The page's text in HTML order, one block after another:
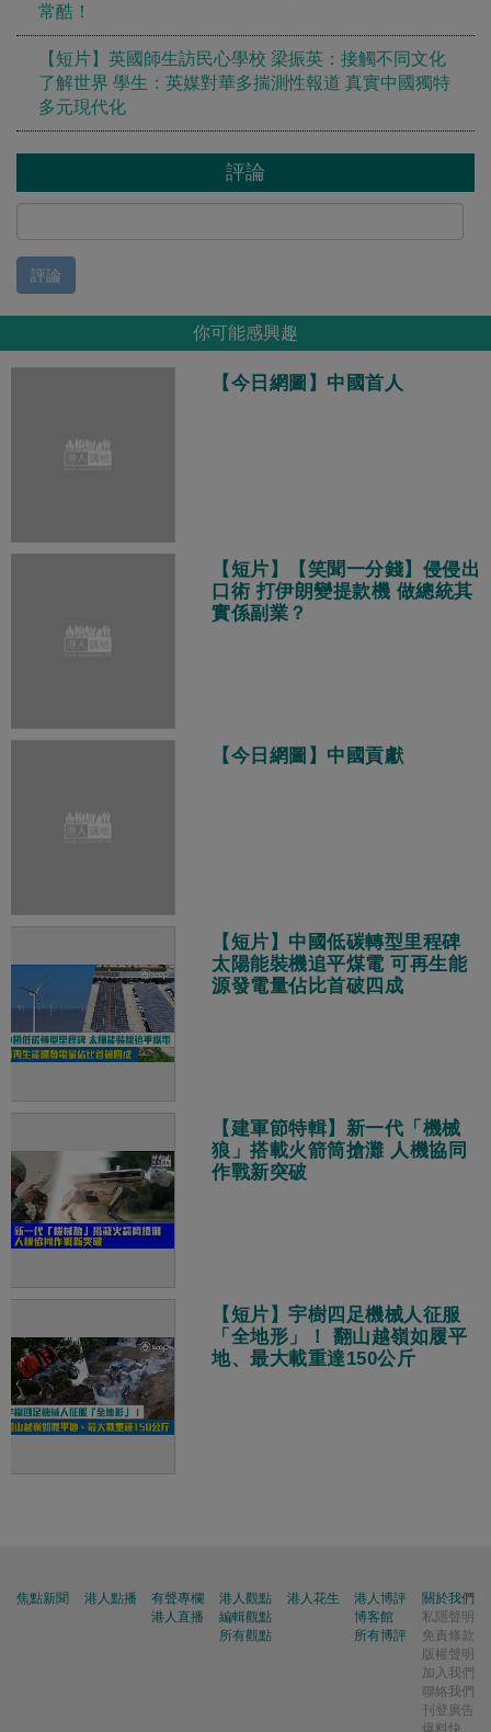
常酷！
【短片】英國師生訪民心學校 梁振英：接觸不同文化
了解世界 學生：英媒對華多揣測性報道 真實中國獨特
多元現代化
評論
評論
你可能感興趣
【今日網圖】中國首人
【短片】【笑聞一分錢】侵侵出
口術 打伊朗變提款機 做總統其
實係副業？
【今日網圖】中國貢獻
【短片】中國低碳轉型里程碑
太陽能裝機追平煤電 可再生能
源發電量佔比首破四成
【建軍節特輯】新一代「機械
狼」搭載火箭筒搶灘 人機協同
作戰新突破
【短片】宇樹四足機械人征服
「全地形」！ 翻山越嶺如履平
地、最大載重達150公斤
焦點新聞 港人點播
有聲專欄
港人直播
港人觀點
編輯觀點
所有觀點
港人花生
港人博評
博客館
所有博評
關於我們
私隱聲明
免責條款
版權聲明
加入我們
聯絡我們
刊登廣告
爆料快